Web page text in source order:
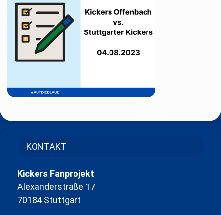
KONTAKT
Kickers Fanprojekt
Alexanderstraße 17
70184 Stuttgart